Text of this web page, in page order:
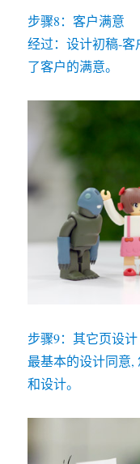
步骤8：客户满意
经过：设计初稿-
了客户的满意。
步骤9：其它页设计
最基本的设计同意,
和设计。